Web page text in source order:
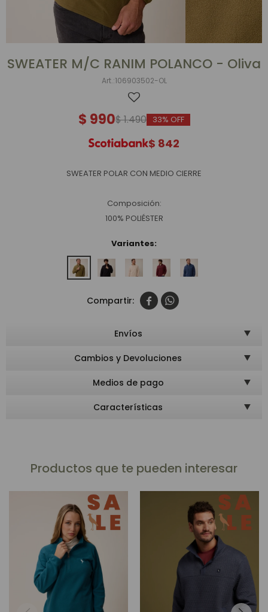
SWEATER M/C RANIM POLANCO - Oliva
106903502-OL
$ 990$1.490 33
$ 842
SWEATER POLAR CON MEDIO CIERRE
Composición:
100% POLIÉSTER
Variantes:
 
Envíos
Cambios y Devoluciones
Medios de pago
Características
Productos que te pueden interesar